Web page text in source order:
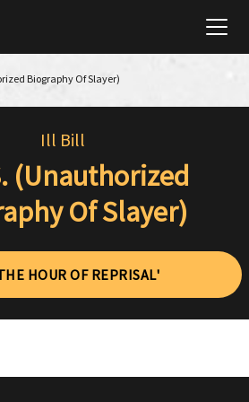
Biography Of Slayer)
Ill Bill
(Unauthorized
Of Slayer)
HOUR OF REPRISAL'